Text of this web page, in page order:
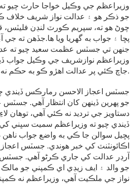
وزيراعظم جي وڪيل خواجا حارث چيو
جو ذڪر هو ۽ عدالت نواز شريف
چوڻ هو ته، سپريم ڪورٽ لنڊن
وزيراعظم نوازشريف جي وڪيل جواب
جاچ ڪئي پر عدالت اهڙو ڪو به حڪم نه ڏنو هو.
جسٽس اعجاز الاحسن رمارڪس ڏيندي
جو پهرين ڏينهن کان انتظار آهي.
دستاويز جي ترديد نه ڪئي آهي، توهان
ڏيندي چيو ته وزيراعظم سميت سڀني کي
پڇيل سوالن جا ڪي به واضع جواب ناهن
اڪائونٽنٽ کي خبر هوندي. جسٽس
آرڊر عدالت کي جاري ڪرڻو آهي.
جو والد ۽ ايف زيڊي اي ڪمپني جو
نواز جي ملڪيت آهي، وزيراعظم نه